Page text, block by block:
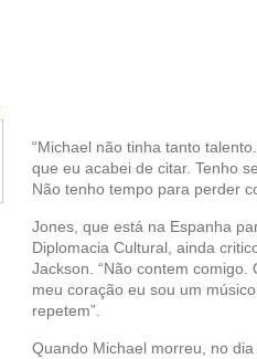
“Michael não tinha tanto
que eu acabei de citar. Tenho
Não tenho tempo para perder
Jones, que está na Espanha
Diplomacia Cultural, ainda
Jackson. “Não contem
meu coração eu sou um
repetem”.
Quando Michael morreu, no